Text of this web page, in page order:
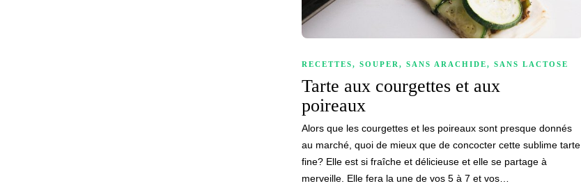
RECETTES, SOUPER , SANS ARACHIDE, SANS LACTOSE
Tarte aux courgettes et aux
poireaux
Alors que les courgettes et les poireaux sont presque donnés
au marché, quoi de mieux que de concocter cette sublime tarte
fine? Elle est si fraîche et délicieuse et elle se partage à
merveille. Elle fera la une de vos 5 à 7 et vos…